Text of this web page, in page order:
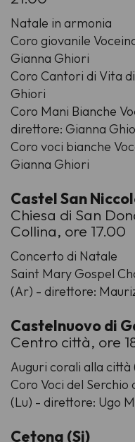
Natale in armonia
Coro giovanile
Gianna Ghiori
Coro Cantori di Vita
Ghiori
Coro Mani Bianche
direttore: Gianna
Coro voci bianche
Gianna Ghiori
Castel San
Chiesa di San
Collina, ore 17.00
Concerto di Natale
Saint Mary Gospel
(Ar) - direttore:
Castelnuovo di
Centro città, ore
Auguri corali alla
Coro Voci del
(Lu) - direttore: Ugo
Cetona (Si)